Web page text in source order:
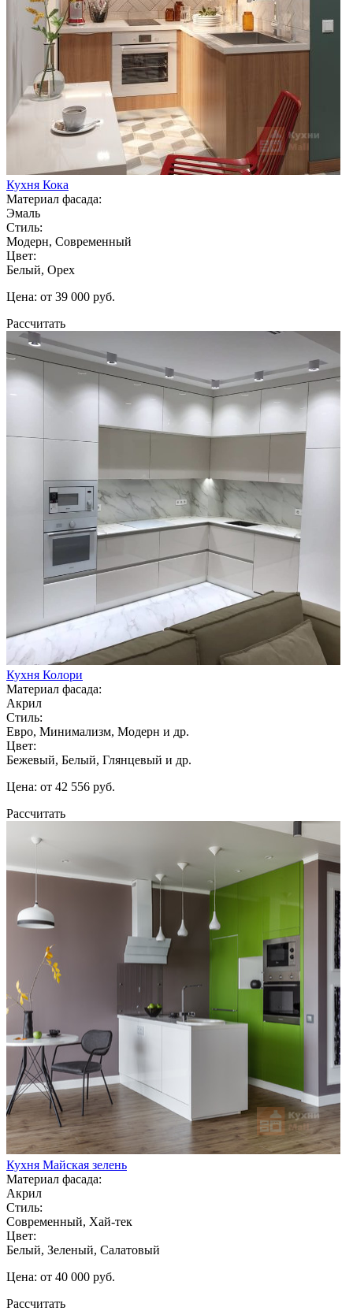
Кухня Кока
Материал фасада:
Эмаль
Стиль:
Модерн, Современный
Цвет:
Белый, Орех
Цена: от 39 000 руб.
Рассчитать
Кухня Колори
Материал фасада:
Акрил
Стиль:
Евро, Минимализм, Модерн и др.
Цвет:
Бежевый, Белый, Глянцевый и др.
Цена: от 42 556 руб.
Рассчитать
Кухня Майская зелень
Материал фасада:
Акрил
Стиль:
Современный, Хай-тек
Цвет:
Белый, Зеленый, Салатовый
Цена: от 40 000 руб.
Рассчитать